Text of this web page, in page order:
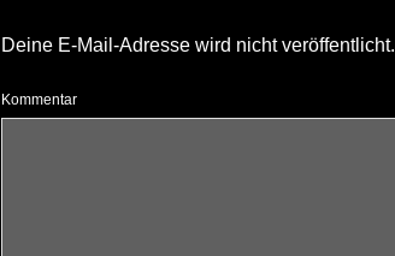
Deine E-Mail-Adresse wird nicht veröffentlicht.
Kommentar